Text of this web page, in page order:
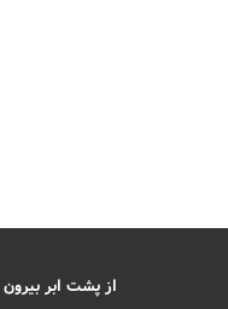
از پشت ابر بیرون